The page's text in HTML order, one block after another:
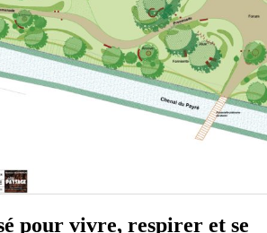
pour vivre, respirer et se